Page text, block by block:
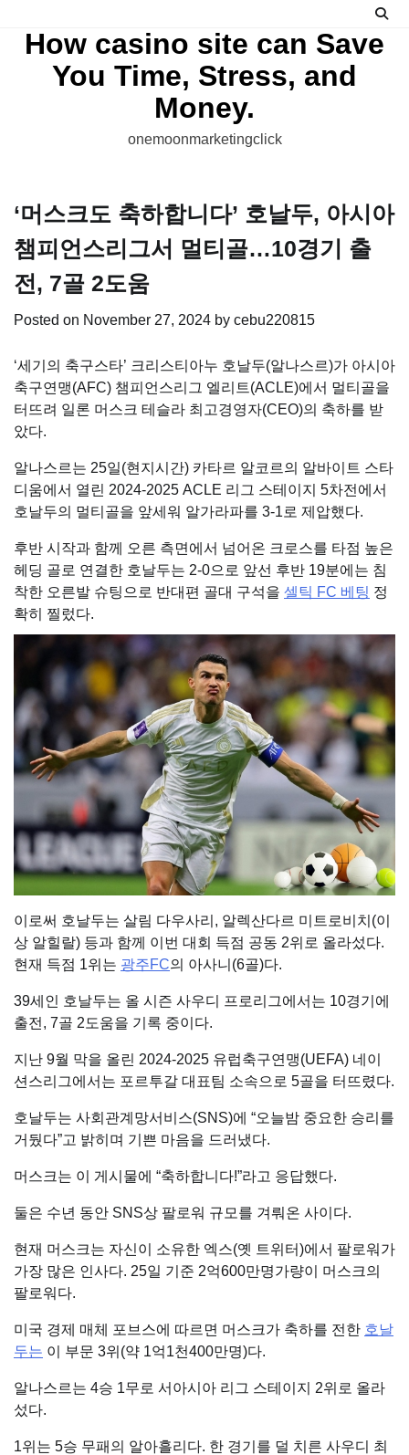
contentHow casino site can Save
You Time, Stress, and
Money.
onemoonmarketingclick
‘머스크도 축하합니다’ 호날두, 아시아
챔피언스리그서 멀티골…10경기 출
전, 7골 2도움
Posted on November 27, 2024 by cebu220815
‘세기의 축구스타’ 크리스티아누 호날두(알나스르)가 아시아
축구연맹(AFC) 챔피언스리그 엘리트(ACLE)에서 멀티골을
터뜨려 일론 머스크 테슬라 최고경영자(CEO)의 축하를 받
았다.
알나스르는 25일(현지시간) 카타르 알코르의 알바이트 스타
디움에서 열린 2024-2025 ACLE 리그 스테이지 5차전에서
호날두의 멀티골을 앞세워 알가라파를 3-1로 제압했다.
후반 시작과 함께 오른 측면에서 넘어온 크로스를 타점 높은
헤딩 골로 연결한 호날두는 2-0으로 앞선 후반 19분에는 침
착한 오른발 슈팅으로 반대편 골대 구석을 셀틱 FC 베팅 정
확히 찔렀다.
이로써 호날두는 살림 다우사리, 알렉산다르 미트로비치(이
상 알힐랄) 등과 함께 이번 대회 득점 공동 2위로 올라섰다.
현재 득점 1위는 광주FC의 아사니(6골)다.
39세인 호날두는 올 시즌 사우디 프로리그에서는 10경기에
출전, 7골 2도움을 기록 중이다.
지난 9월 막을 올린 2024-2025 유럽축구연맹(UEFA) 네이
션스리그에서는 포르투갈 대표팀 소속으로 5골을 터뜨렸다.
호날두는 사회관계망서비스(SNS)에 “오늘밤 중요한 승리를
거뒀다”고 밝히며 기쁜 마음을 드러냈다.
머스크는 이 게시물에 “축하합니다!”라고 응답했다.
둘은 수년 동안 SNS상 팔로워 규모를 겨뤄온 사이다.
현재 머스크는 자신이 소유한 엑스(옛 트위터)에서 팔로워가
가장 많은 인사다. 25일 기준 2억600만명가량이 머스크의
팔로워다.
미국 경제 매체 포브스에 따르면 머스크가 축하를 전한 호날
두는 이 부문 3위(약 1억1천400만명)다.
알나스르는 4승 1무로 서아시아 리그 스테이지 2위로 올라
섰다.
1위는 5승 무패의 알아흘리다. 한 경기를 덜 치른 사우디 최